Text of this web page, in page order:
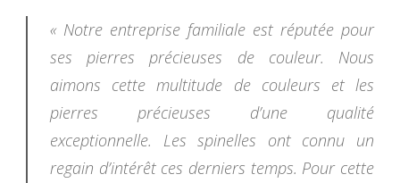
« Notre entreprise familiale est réputée pour
ses pierres précieuses de couleur. Nous
aimons cette multitude de couleurs et les
pierres précieuses d’une qualité
exceptionnelle. Les spinelles ont connu un
regain d’intérêt ces derniers temps. Pour cette